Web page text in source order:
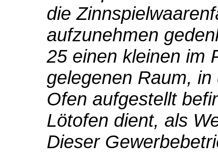
die
aufzunehmen
25 einen kleinen im
gelegenen Raum,
Ofen aufgestellt
Lötofen dient, als
Dieser